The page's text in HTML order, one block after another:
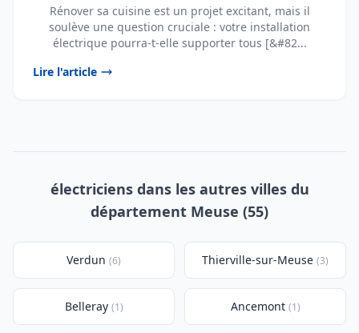
Rénover sa cuisine est un projet excitant, mais il
soulève une question cruciale : votre installation
électrique pourra-t-elle supporter tous [&#82...
Lire l'article
électriciens dans les autres villes du
département Meuse (55)
Verdun (6) Thierville-sur-Meuse (3)
Belleray (1) Ancemont (1)